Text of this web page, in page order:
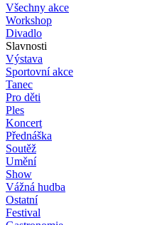
Všechny akce
Workshop
Divadlo
Slavnosti
Výstava
Sportovní akce
Tanec
Pro děti
Ples
Koncert
Přednáška
Soutěž
Umění
Show
Vážná hudba
Ostatní
Festival